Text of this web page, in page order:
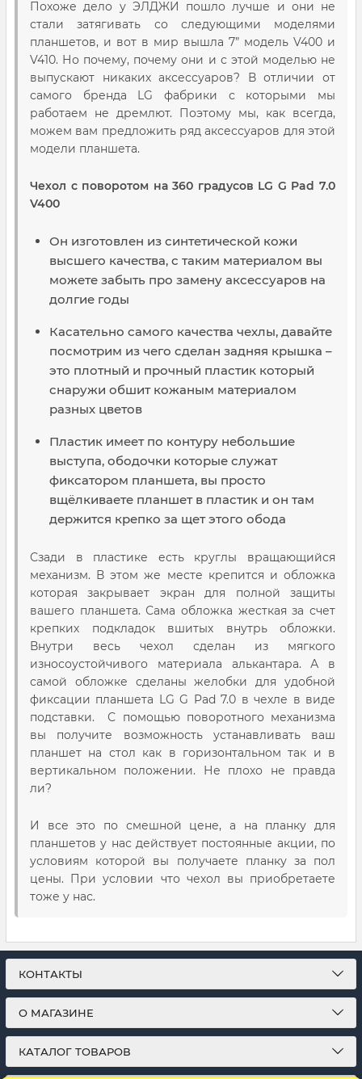
Похоже дело у ЭЛДЖИ пошло лучше и они не
стали затягивать со следующими моделями
планшетов, и вот в мир вышла 7” модель V400 и
V410. Но почему, почему они и с этой моделью не
выпускают никаких аксессуаров? В отличии от
самого бренда LG фабрики с которыми мы
работаем не дремлют. Поэтому мы, как всегда,
можем вам предложить ряд аксессуаров для этой
модели планшета.
Чехол с поворотом на 360 градусов LG G Pad 7.0
V400
Он изготовлен из синтетической кожи
высшего качества, с таким материалом вы
можете забыть про замену аксессуаров на
долгие годы
Касательно самого качества чехлы, давайте
посмотрим из чего сделан задняя крышка –
это плотный и прочный пластик который
снаружи обшит кожаным материалом
разных цветов
Пластик имеет по контуру небольшие
выступа, ободочки которые служат
фиксатором планшета, вы просто
вщёлкиваете планшет в пластик и он там
держится крепко за щет этого обода
Сзади в пластике есть круглы вращающийся
механизм. В этом же месте крепится и обложка
которая закрывает экран для полной защиты
вашего планшета. Сама обложка жесткая за счет
крепких подкладок вшитых внутрь обложки.
Внутри весь чехол сделан из мягкого
износоустойчивого материала алькантара. А в
самой обложке сделаны желобки для удобной
фиксации планшета LG G Pad 7.0 в чехле в виде
подставки. С помощью поворотного механизма
вы получите возможность устанавливать ваш
планшет на стол как в горизонтальном так и в
вертикальном положении. Не плохо не правда
ли?
И все это по смешной цене, а на планку для
планшетов у нас действует постоянные акции, по
условиям которой вы получаете планку за пол
цены. При условии что чехол вы приобретаете
тоже у нас.
КОНТАКТЫ
О МАГАЗИНЕ
КАТАЛОГ ТОВАРОВ